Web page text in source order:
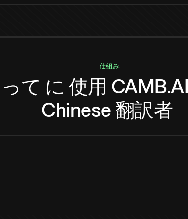
仕組み
て に 使用 CAMB.AI
Chinese 翻訳者